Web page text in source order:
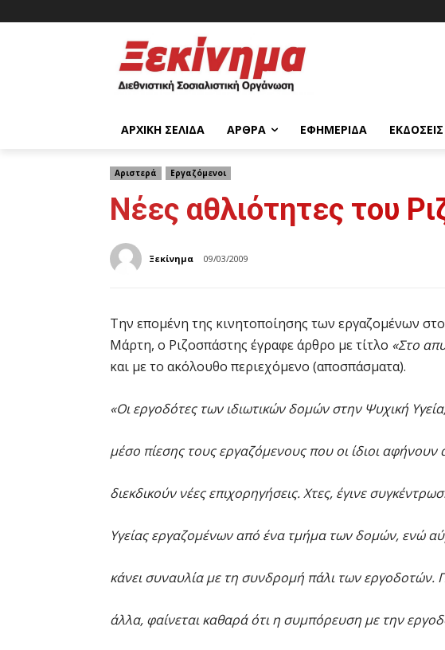
ΑΡΧΙΚΉ ΣΕΛΊΔΑ ΆΡΘΡΑ ΕΦΗΜΕΡΊΔΑ ΕΚΔΌΣΕΙΣ
Αριστερά Εργαζόμενοι
Νέες αθλιότητες του
Ξεκίνημα 09/03/2009
Την επομένη της κινητοποίησης των εργαζομένων
Μάρτη, ο Ριζοσπάστης έγραφε άρθρο με τίτλο «Στο
και με το ακόλουθο περιεχόμενο (αποσπάσματα).
«Οι εργοδότες των ιδιωτικών δομών στην Ψυχική
μέσο πίεσης τους εργαζόμενους που οι ίδιοι
διεκδικούν νέες επιχορηγήσεις. Χτες, έγινε
Υγείας εργαζομένων από ένα τμήμα των δομών, ενώ
κάνει συναυλία με τη συνδρομή πάλι των εργοδοτών.
άλλα, φαίνεται καθαρά ότι η συμπόρευση με την